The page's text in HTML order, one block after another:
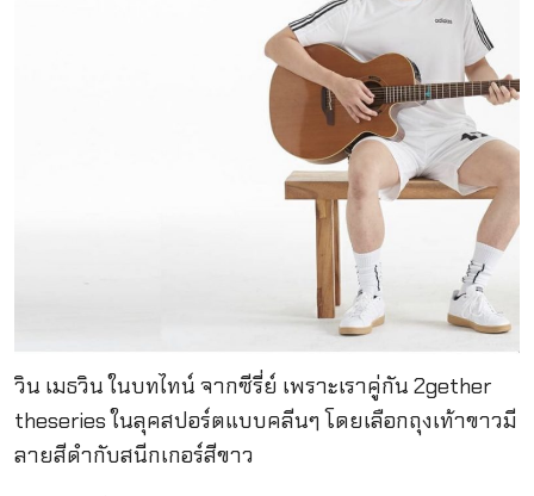
วิน เมธวิน ในบทไทน์ จากซีรี่ย์ เพราะเราคู่กัน 2gether
theseries ในลุคสปอร์ตแบบคลีนๆ โดยเลือกถุงเท้าขาวมี
ลายสีดำกับสนีกเกอร์สีขาว